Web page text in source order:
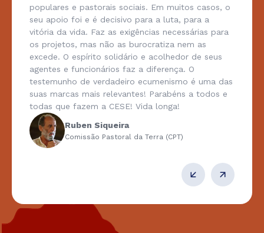
populares e pastorais sociais. Em muitos casos, o
seu apoio foi e é decisivo para a luta, para a
vitória da vida. Faz as exigências necessárias para
os projetos, mas não as burocratiza nem as
excede. O espírito solidário e acolhedor de seus
agentes e funcionários faz a diferença. O
testemunho de verdadeiro ecumenismo é uma das
suas marcas mais relevantes! Parabéns a todos e
todas que fazem a CESE! Vida longa!
Ruben Siqueira
Comissão Pastoral da Terra (CPT)